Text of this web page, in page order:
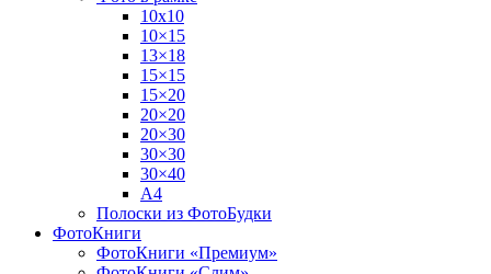
10х10
10×15
13×18
15×15
15×20
20×20
20×30
30×30
30×40
A4
Полоски из ФотоБудки
ФотоКниги
ФотоКниги «Премиум»